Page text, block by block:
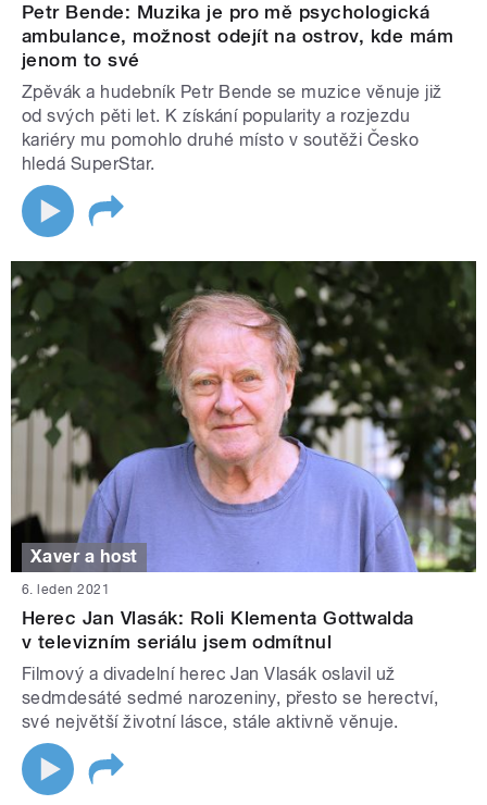
Petr Bende: Muzika je pro mě psychologická
ambulance, možnost odejít na ostrov, kde mám
jenom to své
Zpěvák a hudebník Petr Bende se muzice věnuje již
od svých pěti let. K získání popularity a rozjezdu
kariéry mu pomohlo druhé místo v soutěži Česko
hledá SuperStar.
Xaver a host
6. leden 2021
Herec Jan Vlasák: Roli Klementa Gottwalda
v televizním seriálu jsem odmítnul
Filmový a divadelní herec Jan Vlasák oslavil už
sedmdesáté sedmé narozeniny, přesto se herectví,
své největší životní lásce, stále aktivně věnuje.